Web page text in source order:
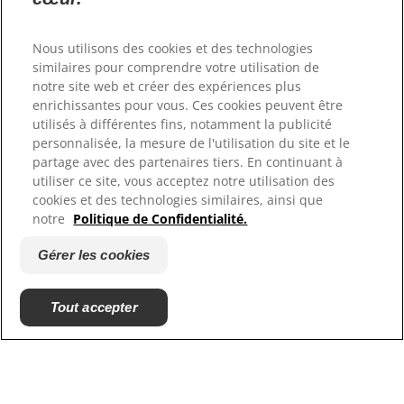
Contactez-nous
Plan du site
Où acheter
Nos sites
Hill's Vet
Carrières
Nous utilisons des cookies et des technologies
similaires pour comprendre votre utilisation de
notre site web et créer des expériences plus
enrichissantes pour vous. Ces cookies peuvent être
utilisés à différentes fins, notamment la publicité
personnalisée, la mesure de l'utilisation du site et le
partage avec des partenaires tiers. En continuant à
utiliser ce site, vous acceptez notre utilisation des
cookies et des technologies similaires, ainsi que
notre Politique de Confidentialité.
Gérer les cookies
Tout accepter